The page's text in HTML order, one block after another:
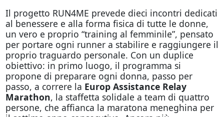
Il progetto RUN4ME prevede dieci incontri dedicati
al benessere e alla forma fisica di tutte le donne,
un vero e proprio “training al femminile”, pensato
per portare ogni runner a stabilire e raggiungere il
proprio traguardo personale. Con un duplice
obiettivo: in primo luogo, il programma si
propone di preparare ogni donna, passo per
passo, a correre la Europ Assistance Relay
Marathon, la staffetta solidale a team di quattro
persone, che affianca la maratona meneghina per